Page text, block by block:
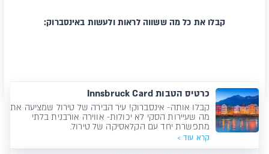
קבלו את כל מה ששווה לראות ולעשות באינסברוק:
כרטיס הטבות Innsbruck Card
קבלו אותה- אינסברוק! עיר הבירה של טירול שמציעה את
מה שעיירות הסקי לא יכולות- אווירה אורבנית בלתי
מתפשרת יחד עם הקלאסיקה של טירול.
קרא עוד >